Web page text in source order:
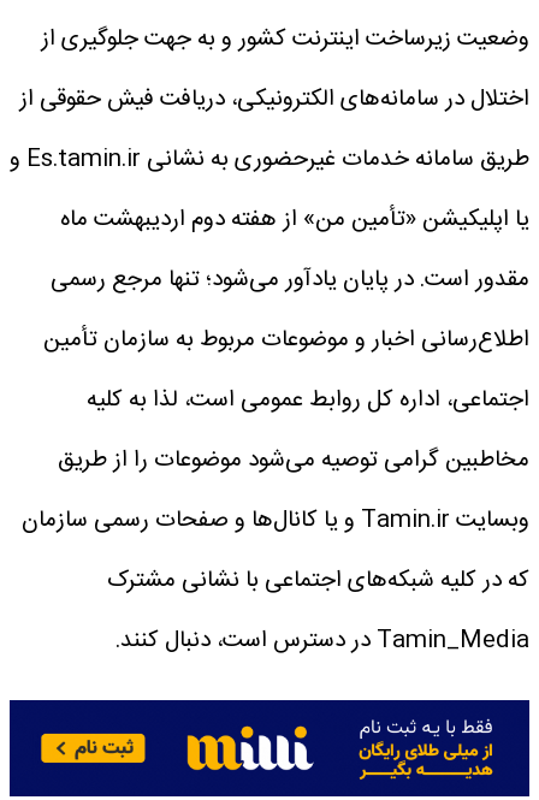
وضعیت زیرساخت اینترنت کشور و به جهت جلوگیری از
اختلال در سامانه‌های الکترونیکی، دریافت فیش حقوقی از
طریق سامانه خدمات غیرحضوری به نشانی Es.tamin.ir و
یا اپلیکیشن «تأمین من» از هفته دوم اردیبهشت ماه
مقدور است.در پایان یادآور می‌شود؛ تنها مرجع رسمی
اطلاع‌رسانی اخبار و موضوعات مربوط به سازمان تأمین
اجتماعی، اداره کل روابط عمومی است، لذا به کلیه
مخاطبین گرامی توصیه می‌شود موضوعات را از طریق
وبسایت Tamin.ir و یا کانال‌ها و صفحات رسمی سازمان
که در کلیه شبکه‌های اجتماعی با نشانی مشترک
Tamin_Media در دسترس است، دنبال کنند.